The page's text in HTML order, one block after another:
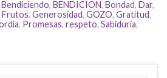
Bendiciendo, BENDICION, Bondad, Dar,
Frutos, Generosidad, GOZO, Gratitud,
, Promesas, respeto, Sabiduria,